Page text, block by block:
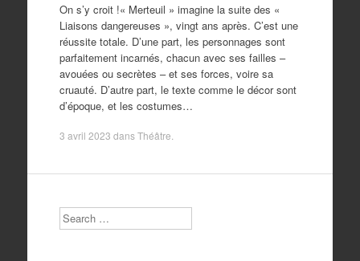
On s’y croit !« Merteuil » imagine la suite des «
Liaisons dangereuses », vingt ans après. C’est une
réussite totale. D’une part, les personnages sont
parfaitement incarnés, chacun avec ses failles –
avouées ou secrètes – et ses forces, voire sa
cruauté. D’autre part, le texte comme le décor sont
d’époque, et les costumes…
3 avril 2023 dansThéâtre
Search